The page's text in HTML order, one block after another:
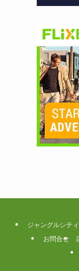
ジャングルシテ
お問合せ